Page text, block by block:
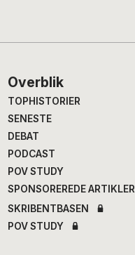
Footer
Overblik
TOPHISTORIER
SENESTE
DEBAT
PODCAST
POV STUDY
SPONSOREREDE ARTIKLER
SKRIBENTBASEN
POV STUDY